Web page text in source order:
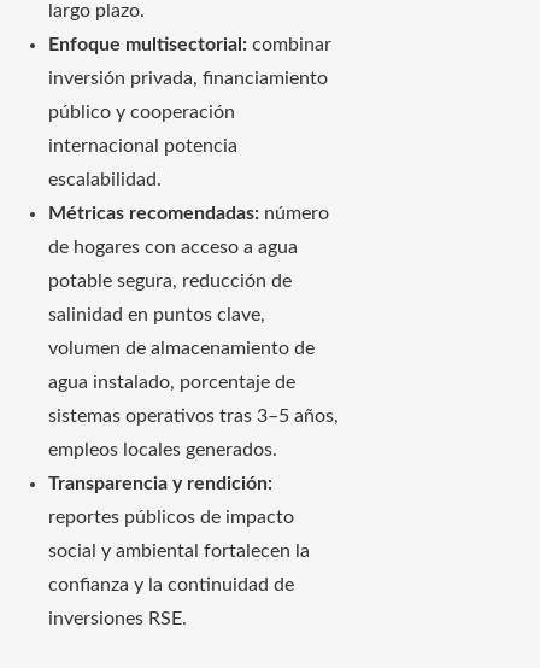
largo plazo.
Enfoque multisectorial: combinar
inversión privada, financiamiento
público y cooperación
internacional potencia
escalabilidad.
Métricas recomendadas: número
de hogares con acceso a agua
potable segura, reducción de
salinidad en puntos clave,
volumen de almacenamiento de
agua instalado, porcentaje de
sistemas operativos tras 3–5 años,
empleos locales generados.
Transparencia y rendición:
reportes públicos de impacto
social y ambiental fortalecen la
confianza y la continuidad de
inversiones RSE.